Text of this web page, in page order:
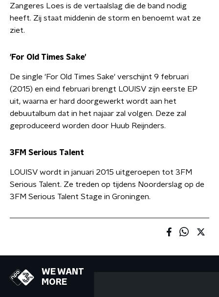
Zangeres Loes is de vertaalslag die de band nodig
heeft. Zij staat middenin de storm en benoemt wat ze
ziet.
'For Old Times Sake'
De single 'For Old Times Sake' verschijnt 9 februari
(2015) en eind februari brengt LOUISV zijn eerste EP
uit, waarna er hard doorgewerkt wordt aan het
debuutalbum dat in het najaar zal volgen. Deze zal
geproduceerd worden door Huub Reijnders.
3FM Serious Talent
LOUISV wordt in januari 2015 uitgeroepen tot 3FM
Serious Talent. Ze treden op tijdens Noorderslag op de
3FM Serious Talent Stage in Groningen.
WE WANT
MORE